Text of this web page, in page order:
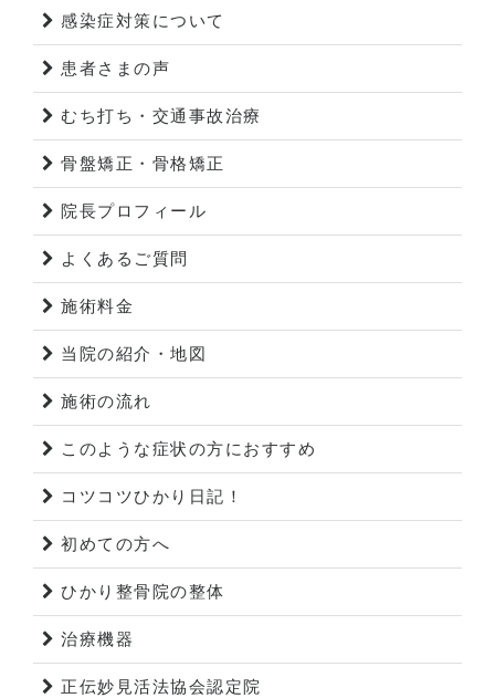
感染症対策について
患者さまの声
むち打ち・交通事故治療
骨盤矯正・骨格矯正
院長プロフィール
よくあるご質問
施術料金
当院の紹介・地図
施術の流れ
このような症状の方におすすめ
コツコツひかり日記！
初めての方へ
ひかり整骨院の整体
治療機器
正伝妙見活法協会認定院